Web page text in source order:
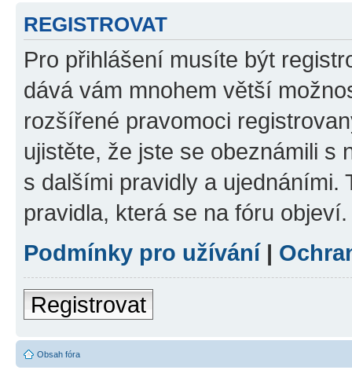
REGISTROVAT
Pro přihlášení musíte být
dává vám mnohem větší
rozšířené pravomoci
ujistěte, že jste se obeznámili s
s dalšími pravidly a ujednáními.
pravidla, která se na fóru objeví.
Podmínky pro užívání|
Registrovat
Obsah fóra